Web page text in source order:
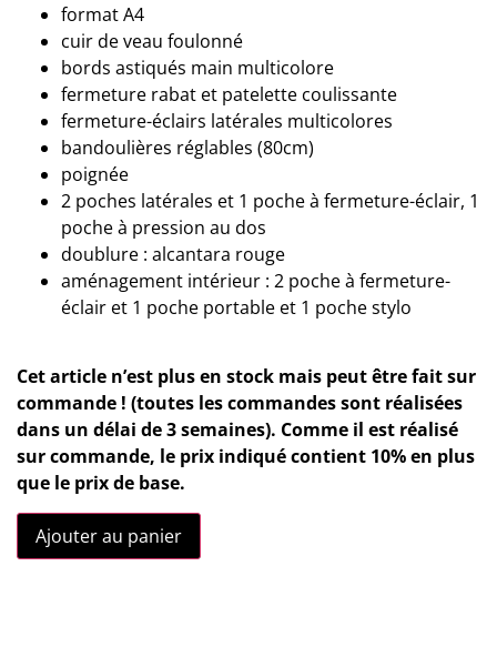
format A4
cuir de veau foulonné
bords astiqués main multicolore
fermeture rabat et patelette coulissante
fermeture-éclairs latérales multicolores
bandoulières réglables (80cm)
poignée
2 poches latérales et 1 poche à fermeture-éclair, 1
poche à pression au dos
doublure : alcantara rouge
aménagement intérieur : 2 poche à fermeture-
éclair et 1 poche portable et 1 poche stylo
Cet article n’est plus en stock mais peut être fait sur
commande ! (toutes les commandes sont réalisées
dans un délai de 3 semaines). Comme il est réalisé
sur commande, le prix indiqué contient 10% en plus
que le prix de base.
Ajouter au panier